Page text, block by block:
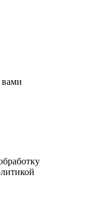
вами